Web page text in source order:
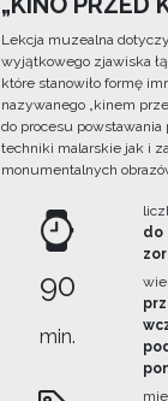
Lekcja muzealna
wyjątkowego zjawiska
które stanowiło formę
nazywanego „kinem
do procesu
techniki malarskie jak i
monumentalnych
90
min.
do